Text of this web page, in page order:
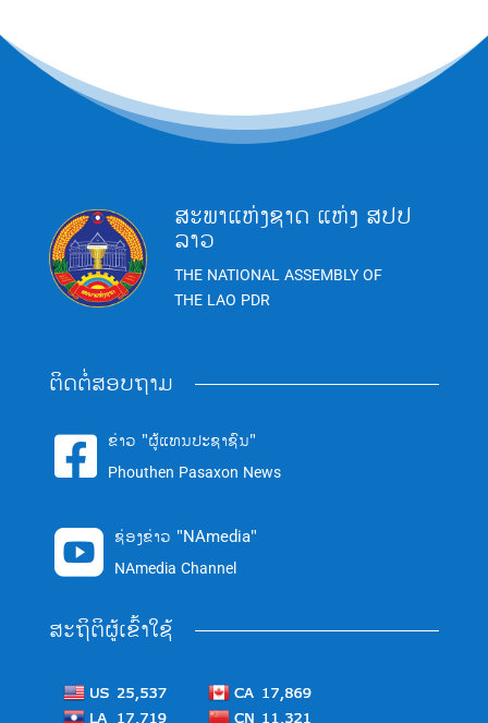
ສະພາແຫ່ງຊາດ ແຫ່ງ ສປປ
ລາວ
THE NATIONAL ASSEMBLY OF
THE LAO PDR
ຕິດຕໍ່ສອບຖາມ
 ຂ່າວ "ຜູ້ແທນປະຊາຊົນ"
Phouthen Pasaxon News
 ຊ່ອງຂ່າວ "NAmedia"
NAmedia Channel
ສະຖິຕິຜູ້ເຂົ້າໃຊ້